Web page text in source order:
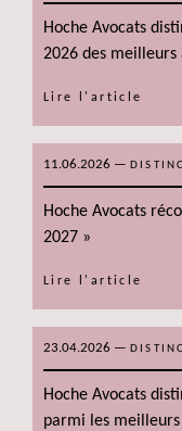
Hoche Avocats
2026 des meilleurs
Lire l'article
11.06.2026 —
Hoche Avocats
2027 »
Lire l'article
23.04.2026 —
Hoche Avocats
parmi les meilleurs